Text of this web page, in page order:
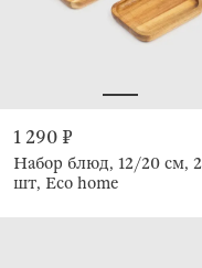
1 290 ₽
Набор блюд, 12/20 см, 2
шт, Eco home